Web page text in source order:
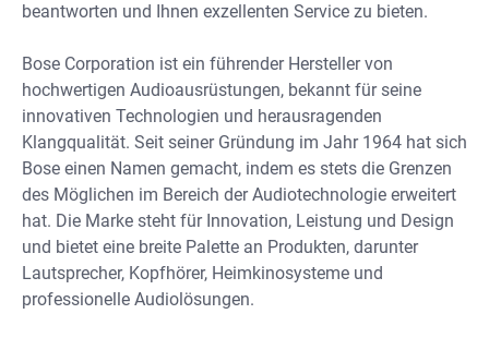
beantworten und Ihnen exzellenten Service zu bieten.
Bose Corporation ist ein führender Hersteller von
hochwertigen Audioausrüstungen, bekannt für seine
innovativen Technologien und herausragenden
Klangqualität. Seit seiner Gründung im Jahr 1964 hat sich
Bose einen Namen gemacht, indem es stets die Grenzen
des Möglichen im Bereich der Audiotechnologie erweitert
hat. Die Marke steht für Innovation, Leistung und Design
und bietet eine breite Palette an Produkten, darunter
Lautsprecher, Kopfhörer, Heimkinosysteme und
professionelle Audiolösungen.